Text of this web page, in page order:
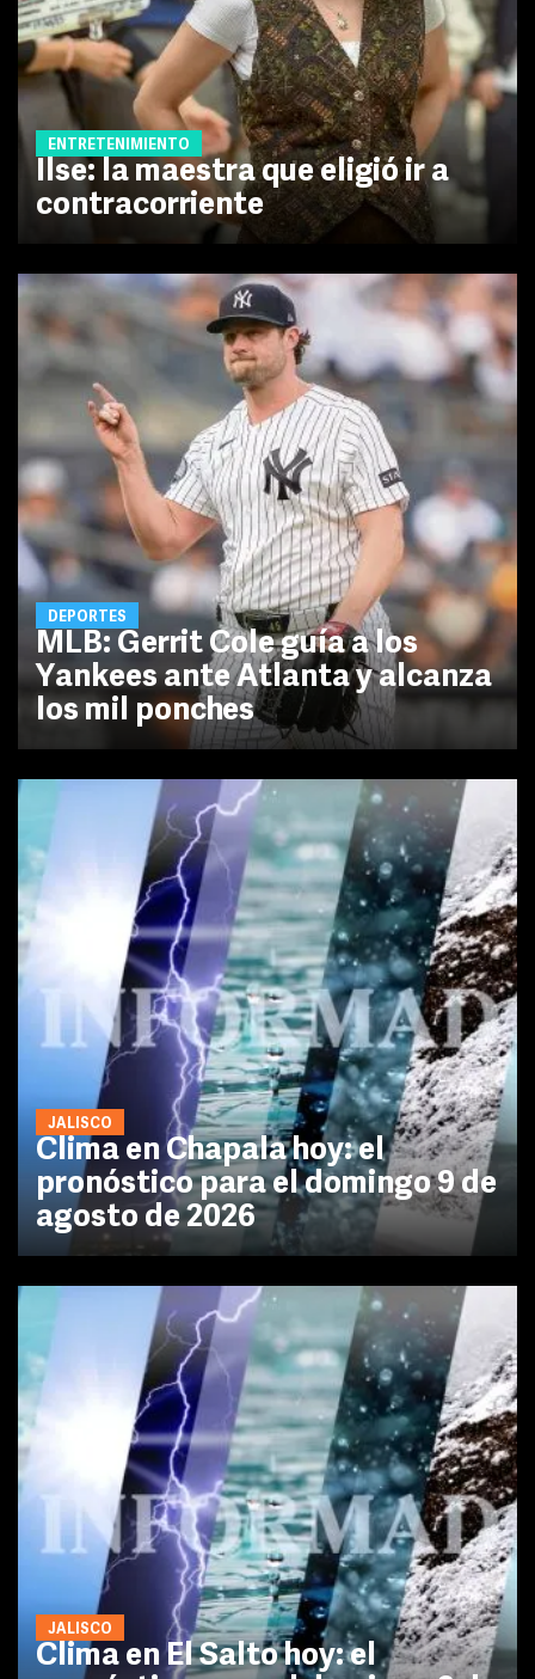
ENTRETENIMIENTO
Ilse: la maestra que eligió ir a
contracorriente
DEPORTES
MLB: Gerrit Cole guía a los
Yankees ante Atlanta y alcanza
los mil ponches
JALISCO
Clima en Chapala hoy: el
pronóstico para el domingo 9 de
agosto de 2026
JALISCO
Clima en El Salto hoy: el